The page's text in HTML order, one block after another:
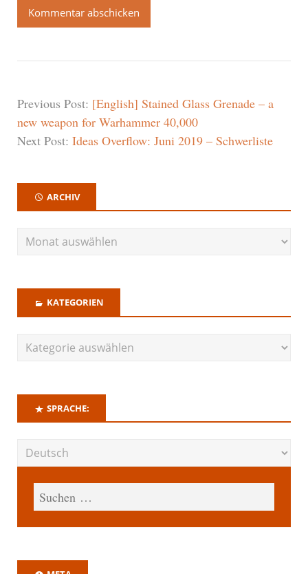
Previous Post: [English] Stained Glass Grenade – a
new weapon for Warhammer 40,000
Next Post: Ideas Overflow: Juni 2019 – Schwerliste
ARCHIV
KATEGORIEN
SPRACHE: